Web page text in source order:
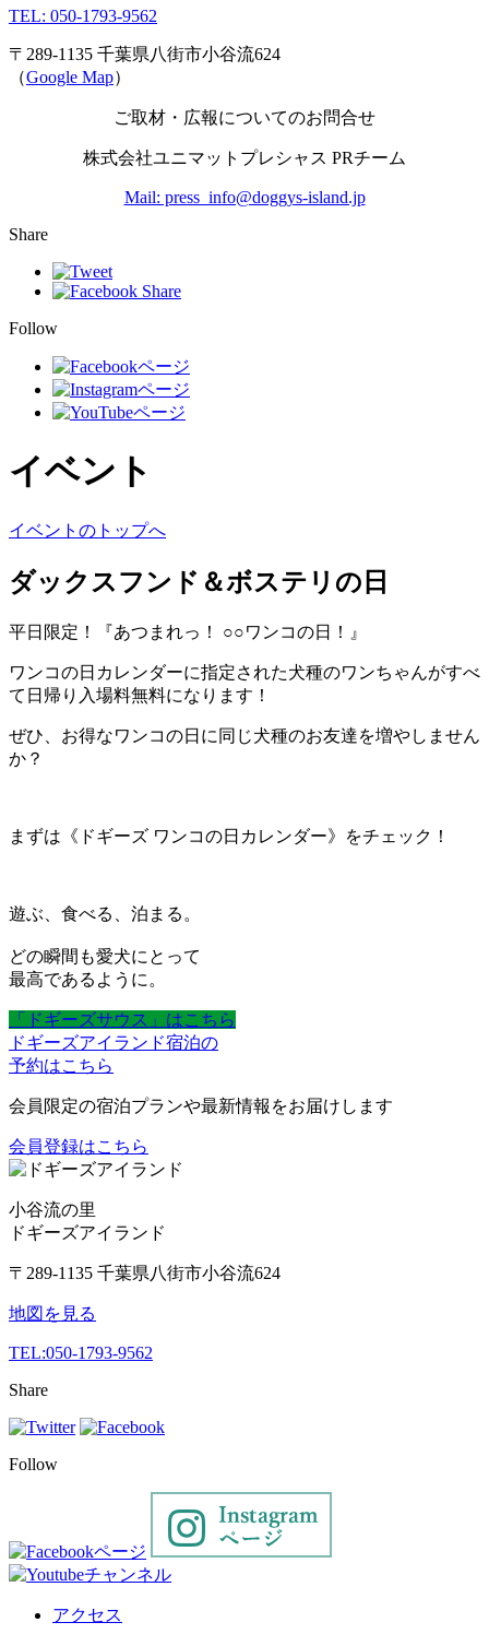
TEL: 050-1793-9562
〒289-1135 千葉県八街市小谷流624
（Google Map）
ご取材・広報についてのお問合せ
株式会社ユニマットプレシャス PRチーム
Mail: press_info@doggys-island.jp
Share
Follow
イベント
イベントのトップへ
ダックスフンド＆ボステリの日
平日限定！『あつまれっ！ ○○ワンコの日！』
ワンコの日カレンダーに指定された犬種のワンちゃんがすべ
て日帰り入場料無料になります！
ぜひ、お得なワンコの日に同じ犬種のお友達を増やしません
か？
まずは《ドギーズ ワンコの日カレンダー》をチェック！
遊ぶ、食べる、泊まる。
どの瞬間も愛犬にとって
最高であるように。
「ドギーズサウス」はこちら
ドギーズアイランド宿泊の
予約はこちら
会員限定の宿泊プランや最新情報をお届けします
会員登録はこちら
小谷流の里
ドギーズアイランド
〒289-1135 千葉県八街市小谷流624
地図を見る
TEL:050-1793-9562
Share
Follow
アクセス